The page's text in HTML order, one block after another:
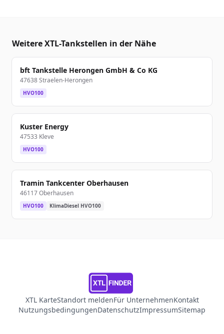
Weitere XTL-Tankstellen in der Nähe
bft Tankstelle Herongen GmbH & Co KG
47638 Straelen-Herongen
HVO100
Kuster Energy
47533 Kleve
HVO100
Tramin Tankcenter Oberhausen
46117 Oberhausen
HVO100 KlimaDiesel HVO100
XTL KarteStandort meldenFür UnternehmenKontakt
NutzungsbedingungenDatenschutzImpressumSitemap